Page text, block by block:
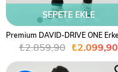
SEPETE EKLE
₺2.099,90
₺2.859,90